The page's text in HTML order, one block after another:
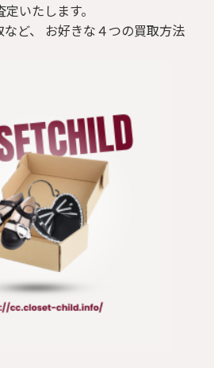
いたします。
ど、 お好きな４つの買取方法